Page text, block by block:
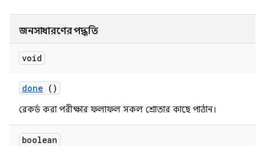
জনসাধারণের পদ্ধতি
void
done ()
রেকর্ড করা পরীক্ষার ফলাফল সকল শ্রোতার কাছে পাঠান।
boolean